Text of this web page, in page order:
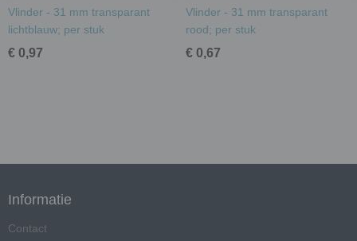
Vlinder - 31 mm transparant
lichtblauw; per stuk
€ 0,97
Vlinder - 31 mm transparant
rood; per stuk
€ 0,67
Informatie
Contact